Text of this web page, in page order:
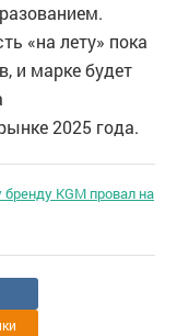
«на лету» пока
и марке будет
2025 года.
KGM провал на